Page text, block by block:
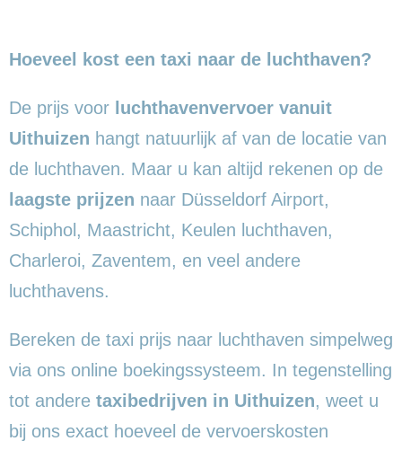
Hoeveel kost een taxi naar de luchthaven?
De prijs voor luchthavenvervoer vanuit
Uithuizen hangt natuurlijk af van de locatie van
de luchthaven. Maar u kan altijd rekenen op de
laagste prijzen naar Düsseldorf Airport,
Schiphol, Maastricht, Keulen luchthaven,
Charleroi, Zaventem, en veel andere
luchthavens.
Bereken de taxi prijs naar luchthaven simpelweg
via ons online boekingssysteem. In tegenstelling
tot andere taxibedrijven in Uithuizen, weet u
bij ons exact hoeveel de vervoerskosten